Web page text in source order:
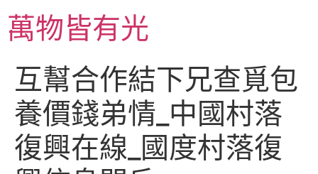
主萬物皆有光
互幫合作結下兄查覓包
養價錢弟情_中國村落
復興在線_國度村落復